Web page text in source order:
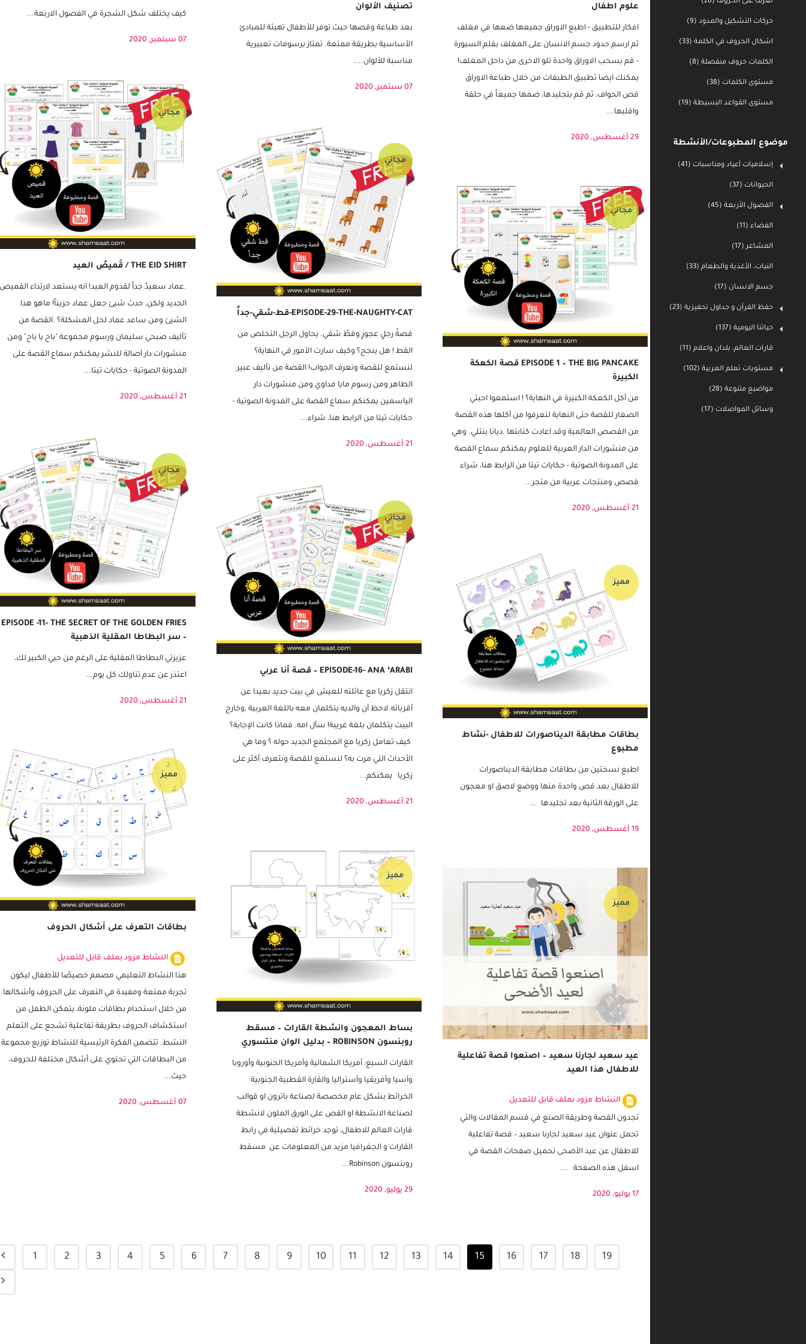
حركات التشكيل والمدود (9)
اشكال الحروف في الكلمة (33)
الكلمات حروف منفصلة (8)
مستوى الكلمات (38)
مستوى القواعد البسيطة (19)
موضوع المطبوعات/الأنشطة
إسلاميات أعياد ومناسبات (41)
الحيوانات (37)
الفصول الأربعة (45)
الفضاء (11)
المشاعر (17)
النبات، الأغذية والطعام (33)
جسم الانسان (17)
حفظ القرأن و جداول تحفيزية (23)
حياتنا اليومية (137)
قارات العالم، بلدان واعلام (11)
مستويات تعلم العربية (102)
مواضيع متنوعة (28)
وسائل المواصلات (17)
الشجرة في الفصول الاربعة بطاقات كبيرة
كيف يختلف شكل الشجرة في الفصول الاربعة...
تصنيف الألوان
بعد طباعة وقصها حيث توفر للأطفال تهيئة للمبادئ
الأساسية بطريقة ممتعة. تمتاز برسومات تعبيرية
مناسبة للألوان....
علوم اطفال
افكار للتطبيق - اطبع الاوراق جميعها ضعها في مغلف
ثم ارسم حدود جسم الانسان على المغلف بقلم السبورة
- قم بسحب الاوراق واحدة تلو الاخرى من داخل المغلف!
يمكنك ايضا تطبيق الطبقات من خلال طباعة الاوراق
قص الحواف، ثم قم بتجليدها، ضمها جميعاً في حلقة
واقلبها...
THE EID SHIRT / قَميصُ العيد
مجاني
.عماد سعيدٌ جداً لقدوم العيد! انه يستعد لارتداء القميص
الجديد ولكن, حدث شيئ جعل عماد حزيناً! ماهو هذا
الشيئ ومن ساعد عماد لحل المشكلة؟ .القصة من
تأليف صبحي سليمان ورسوم مجموعة "باح يا باح" ومن
منشورات دار أصالة للنشر يمكنكم سماع القصة على
المدونة الصوتية - حكايات تيتا...
EPISODE-29-THE-NAUGHTY-CAT-قط-شقي-جداً
مجاني
قصةُ رجلٍ عجوزٍ وقطٌ شقي. يحاول الرجل التخلص من
القط ! هل ينجح؟ وكيف سارت الأمور في النهاية؟
لنستمع للقصة ونعرف الجواب! القصة من تأليف عبير
الطاهر ومن رسوم مايا فداوي ومن منشورات دار
الياسمين يمكنكم سماع القصة على المدونة الصوتية -
حكايات تيتا من الرابط هنا، شراء...
الكبيرة
مجاني
من أكل الكعكة الكبيرة في النهاية؟ ! استمعوا احبتي
الصغار للقصة حتى النهاية لتعرفوا من أكلها هذه القصة
من القصص العالمية وقد اعادت كتابتها .ديانا بنتلي. وهي
من منشورات الدار العربية للعلوم يمكنكم سماع القصة
على المدونة الصوتية - حكايات تيتا من الرابط هنا، شراء
قصص ومنتجات عربية من متجر...
EPISODE -11- THE SECRET OF THE GOLDEN FRIES
– سر البطاطا المقلية الذهبية
مجاني
عزيزتي البطاطا المقلية ‎على الرغم من حبي الكبير لك،
اعتذر عن عدم تناولك كل يوم‪...
EPISODE-16- ANA ‘ARABI – قصة أنا عربي
مجاني
انتقل زكريا مع عائلته للعيش في بيت جديد بعيدا عن
أقربائه.لاحظ أن والديه يتكلمان معه باللغة العربية ,وخارج
البيت يتكلمان بلغة غريبة! سأل امه. فماذا كانت الإجابة؟
كيف تعامل زكريا مع المجتمع الجديد حوله ؟ وما هي
الأحداث التي مرت به؟ لنستمع للقصة ونتعرف أكثر على
زكريا يمكنكم...
بطاقات مطابقة الديناصورات للاطفال -نشاط
مطبوع
مميز
اطبع نسختين من بطاقات مطابقة الديناصورات
للاطفال بعد قص واحدة منها ووضع لاصق او معجون
على الورقة الثانية بعد تجليدها ...
مميز
النشاط مزود بملف قابل للتعديل
هذا النشاط التعليمي مصمم خصيصًا للأطفال ليكون
تجربة ممتعة ومفيدة في التعرف على الحروف وأشكالها.
من خلال استخدام بطاقات ملونة، يتمكن الطفل من
استكشاف الحروف بطريقة تفاعلية تشجع على التعلم
النشط. تتضمن الفكرة الرئيسية للنشاط توزيع مجموعة
من البطاقات التي تحتوي على أشكال مختلفة للحروف،
حيث...
بساط المعجون وانشطة القارات – مسقط
روبنسون ROBINSON – بدليل الوان منتسوري
مميز
القارات السبع: أمريكا الشمالية وأمريكا الجنوبية وأوروبا
وآسيا وأفريقيا وأستراليا والقارة القطبية الجنوبية
الخرائط بشكل عام مخصصة لصناعة باترون او قوالب
لصناعة الانشطة او القص على الورق الملون لانشطة
قارات العالم للاطفال، توجد خرائط تفصيلية في رابط
القارات و الجغرافيا مزيد من المعلومات عن مسقط
روبنسون Robinson...
عيد سعيد لجارنا سعيد – اصنعوا قصة تفاعلية
مميز
النشاط مزود بملف قابل للتعديل
تجدون القصة وطريقة الصنع في قسم المقالات والتي
تحمل عنوان عيد سعيد لجارنا سعيد – قصة تفاعلية
للاطفال عن عيد الأضحى تحميل صفحات القصة في
اسفل هذه الصفحة ...